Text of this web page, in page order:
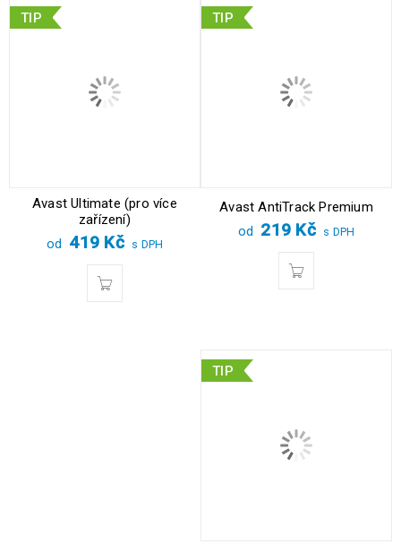
TIP
Avast Ultimate (pro více
zařízení)
od 419 Kč s DPH
TIP
Avast AntiTrack Premium
od 219 Kč s DPH
TIP